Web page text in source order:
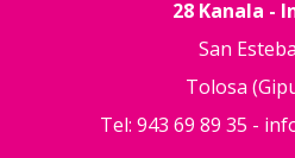
28 Kanala -
San
Tolosa
Tel: 943 69 89 35 -